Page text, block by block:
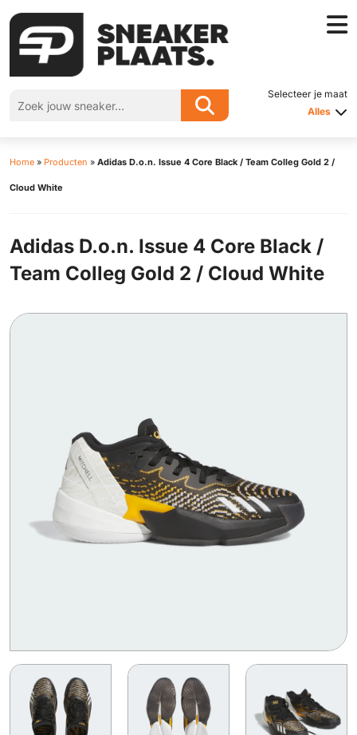
Selecteer je maat
Alles
Home » Producten » Adidas D.o.n. Issue 4 Core Black / Team Colleg Gold 2 /
Cloud White
Adidas D.o.n. Issue 4 Core Black /
Team Colleg Gold 2 / Cloud White